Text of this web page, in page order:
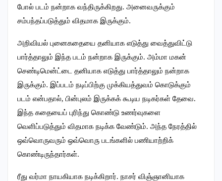
போல் படம் நன்றாக வந்திருக்கிறது. அனைவருக்கும்
சம்பந்தப்படுத்தும் விதமாக இருக்கும்.
அறிவியல் புனைகதையை தனியாக எடுத்து வைத்துவிட்டு
பார்த்தாலும் இந்த படம் நன்றாக இருக்கும். அம்மா மகன்
செண்டிமென்ட்டை தனியாக எடுத்து பார்த்தாலும் நன்றாக
இருக்கும். இப்படம் நடிப்பிற்கு முக்கியத்துவம் கொடுக்கும்
படம் என்பதால், பின்புலம் இருக்கக் கூடிய நடிகர்கள் தேவை.
இந்த கதையைப் புரிந்து கொண்டு உணர்வுகளை
வெளிப்படுத்தும் விதமாக நடிக்க வேண்டும். அந்த நேரத்தில்
ஒவ்வொருவரும் ஒவ்வொரு படங்களில் பணியாற்றிக்
கொண்டிருந்தார்கள்.
ரீது வர்மா நாயகியாக நடிக்கிறார். நாசர் விஞ்ஞானியாக